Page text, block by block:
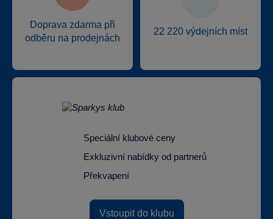
Doprava zdarma při
odběru na prodejnách
22 220 výdejních míst
Speciální klubové ceny
Exkluzivní nabídky od partnerů
Překvapení
Vstoupit do klubu